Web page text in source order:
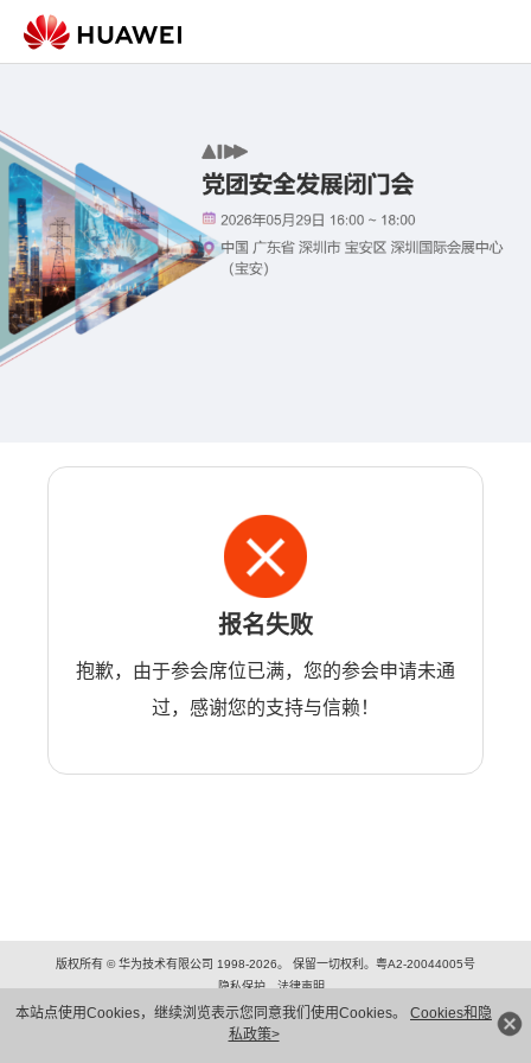
本站点使用Cookies，继续浏览表示您同意我们使用Cookies。 Cookies和隐
私政策>
报名失败
抱歉，由于参会席位已满，您的参会申请未通
过，感谢您的支持与信赖！
版权所有 © 华为技术有限公司 1998-2026。 保留一切权利。粤A2-20044005号
隐私保护
法律声明